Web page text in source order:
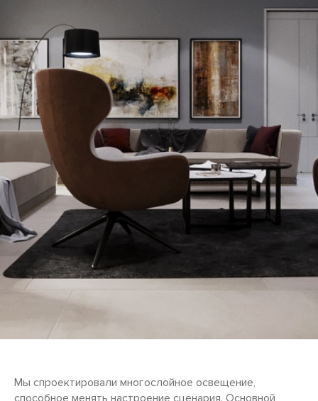
Мы спроектировали многослойное освещение,
способное менять настроение сценария. Основной,